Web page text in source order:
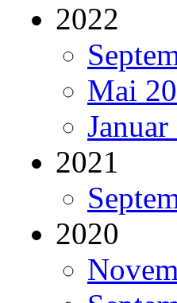
2022
Mai
2021
2020